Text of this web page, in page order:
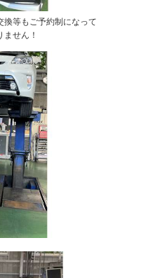
換等もご予約制になって
せん！